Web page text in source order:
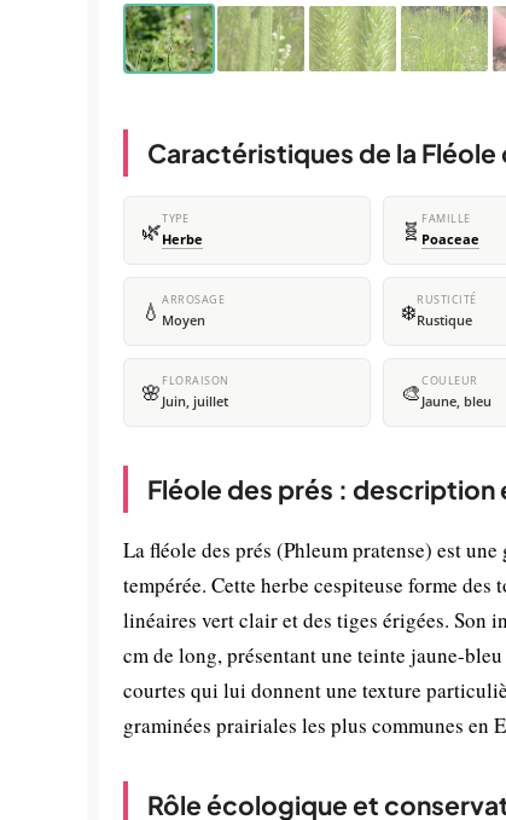
Caractéristiques de la Fléole
🌿TYPE
Herbe 🧬 FAMILLE
Poaceae
💧 ARROSAGE
Moyen ❄️RUSTICITÉ
Rustique
🌸 FLORAISON
Juin, juillet 🎨COULEUR
Jaune, bleu
Fléole des prés : description
La fléole des prés (Phleum pratense) est
tempérée. Cette herbe cespiteuse forme
linéaires vert clair et des tiges érigées. Son
cm de long, présentant une teinte jaune-
courtes qui lui donnent une texture
graminées prairiales les plus communes en
Rôle écologique et